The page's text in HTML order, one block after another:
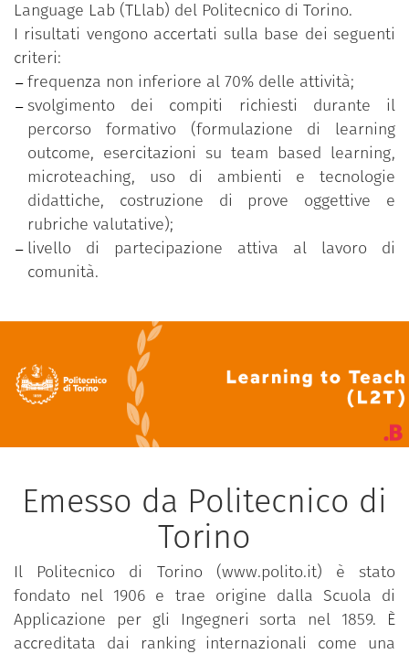
Language Lab (TLlab) del Politecnico di Torino.
I risultati vengono accertati sulla base dei seguenti
criteri:
frequenza non inferiore al 70% delle attività;
svolgimento dei compiti richiesti durante il
percorso formativo (formulazione di learning
outcome, esercitazioni su team based learning,
microteaching, uso di ambienti e tecnologie
didattiche, costruzione di prove oggettive e
rubriche valutative);
livello di partecipazione attiva al lavoro di
comunità.
Emesso da Politecnico di
Torino
Il Politecnico di Torino (www.polito.it) è stato
fondato nel 1906 e trae origine dalla Scuola di
Applicazione per gli Ingegneri sorta nel 1859. È
accreditata dai ranking internazionali come una